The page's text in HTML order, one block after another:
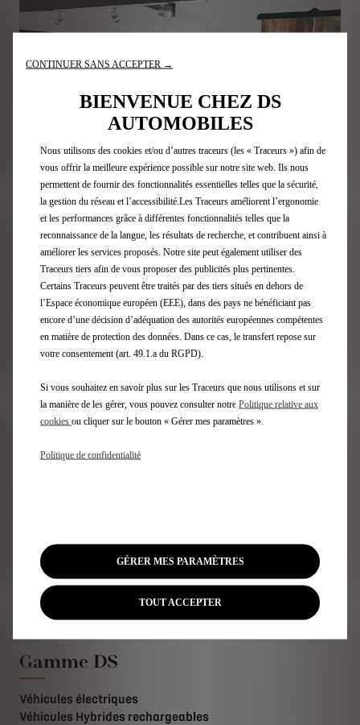
Impliquée depuis sa création dans l’incarnation dusavoir-
faire français du luxe, la marque DS Automobiles continue
d’édifier des passerelles entre les meilleurs artistes et
des coutures, des matières inattendues comme la plume ou la
marqueterie de paille, DS Automobiles s’est fait une spécialité
de l’intégration de savoir-faire inédits dans ses modèles de
Inscription Newsletter
Gamme DS
Véhicules électriques
Véhicules Hybrides rechargeables
CONTINUER SANS ACCEPTER →
BIENVENUE CHEZ DS
AUTOMOBILES
Nous utilisons des cookies et/ou d’autres traceurs (les « Traceurs ») afin de
vous offrir la meilleure expérience possible sur notre site web. Ils nous
permettent de fournir des fonctionnalités essentielles telles que la sécurité,
la gestion du réseau et l’accessibilité.Les Traceurs améliorent l’ergonomie
et les performances grâce à différentes fonctionnalités telles que la
reconnaissance de la langue, les résultats de recherche, et contribuent ainsi à
améliorer les services proposés. Notre site peut également utiliser des
Traceurs tiers afin de vous proposer des publicités plus pertinentes.
Certains Traceurs peuvent être traités par des tiers situés en dehors de
l’Espace économique européen (EEE), dans des pays ne bénéficiant pas
encore d’une décision d’adéquation des autorités européennes compétentes
en matière de protection des données. Dans ce cas, le transfert repose sur
votre consentement (art. 49.1.a du RGPD).
Si vous souhaitez en savoir plus sur les Traceurs que nous utilisons et sur
la manière de les gérer, vous pouvez consulter notre Politique relative aux
cookies ou cliquer sur le bouton « Gérer mes paramètres ».
Politique de confidentialité
GÉRER MES PARAMÈTRES
TOUT ACCEPTER